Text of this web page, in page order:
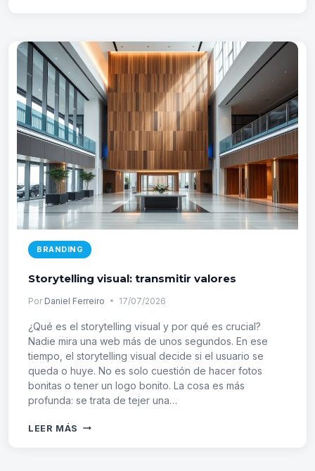
TU
MARCA
BRANDING
Storytelling visual: transmitir valores
Por Daniel Ferreiro 17/07/2026
¿Qué es el storytelling visual y por qué es crucial?
Nadie mira una web más de unos segundos. En ese
tiempo, el storytelling visual decide si el usuario se
queda o huye. No es solo cuestión de hacer fotos
bonitas o tener un logo bonito. La cosa es más
profunda: se trata de tejer una…
LEER MÁS STORYTELLING